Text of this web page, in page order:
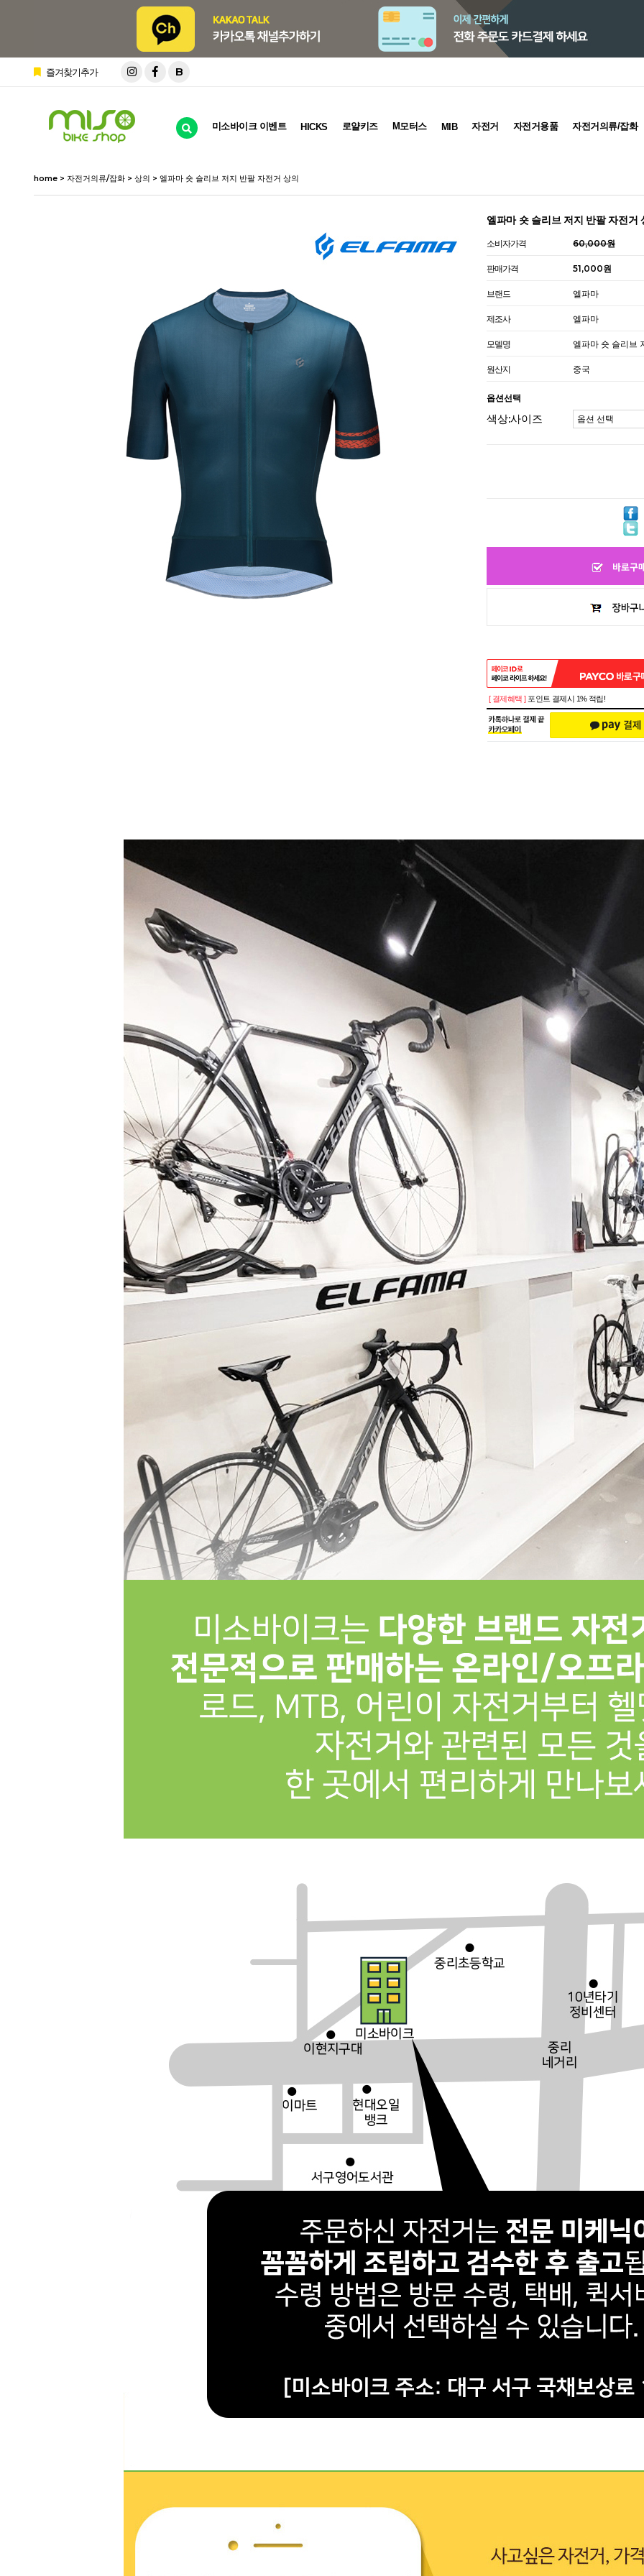
즐겨찾기추가 B
미소바이크 이벤트 HICKS 로얄키즈 M모터스 MIB 자전거 자전거용품 자전거의류/잡화
home > 자전거의류/잡화 > 상의 > 엘파마 숏 슬리브 저지 반팔 자전거 상의
엘파마 숏 슬리브 저지 반팔 자전거
소비자가격 60,000원
판매가격 51,000원
브랜드 엘파마
제조사 엘파마
모델명 엘파마 숏 슬리브
원산지 중국
옵션선택
색상:사이즈
페이코 ID로 페이코 라이
프 하세요!
[ 결제혜택 ] 포인트 결제시 1% 적립!